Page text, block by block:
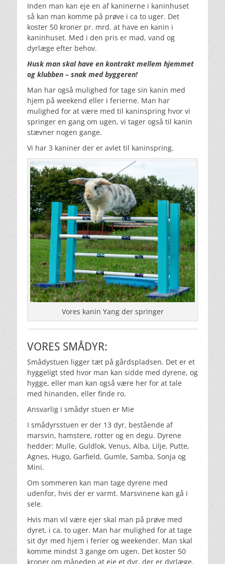
Inden man kan eje en af kaninerne i kaninhuset
så kan man komme på prøve i ca to uger. Det
koster 50 kroner pr. mrd. at have en kanin i
kaninhuset. Med i den pris er mad, vand og
dyrlæge efter behov.
Husk man skal have en kontrakt mellem hjemmet
og klubben – snak med byggeren!
Man har også mulighed for tage sin kanin med
hjem på weekend eller i ferierne. Man har
mulighed for at være med til kaninspring hvor vi
springer en gang om ugen, vi tager også til kanin
stævner nogen gange.
Vi har 3 kaniner der er avlet til kaninspring.
Vores kanin Yang der springer
VORES SMÅDYR:
Smådystuen ligger tæt på gårdspladsen. Det er et
hyggeligt sted hvor man kan sidde med dyrene, og
hygge, eller man kan også være her for at tale
med hinanden, eller finde ro.
Ansvarlig i smådyr stuen er Mie
I smådyrsstuen er der 13 dyr, bestående af
marsvin, hamstere, rotter og en degu. Dyrene
hedder: Mulle, Guldlok, Venus, Alba, Lilje, Putte,
Agnes, Hugo, Garfield, Gumle, Samba, Sonja og
Mini.
Om sommeren kan man tage dyrene med
udenfor, hvis der er varmt. Marsvinene kan gå i
sele.
Hvis man vil være ejer skal man på prøve med
dyret, i ca. to uger. Man har mulighed for at tage
sit dyr med hjem i ferier og weekender. Man skal
komme mindst 3 gange om ugen. Det koster 50
kroner om måneden at eje et dyr, der er dyrlæge,